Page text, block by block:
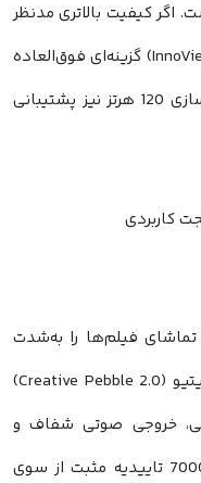
اگر کیفیت بالاتری مدنظر
باشد، نمایشگر 27 اینچی 4K اینو ویو (InnoView) گزینه‌ای فوق‌العاده
خواهد بود که از اجرای تصویر با نرخ نوسازی 120 هرتز نیز پشتیبانی
فیلم‌ها را به‌شدت
افزایش دهد. اسپیکرهای ارزان‌قیمت کریتیو (Creative Pebble 2.0)
خروجی صوتی شفاف و
متعادلی ایجاد می‌نمایند که بیش از 70000 تاییدیه مثبت از سوی